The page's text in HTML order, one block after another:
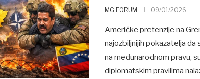
MG FORUM 09/01/2026
Američke pretenzije na
najozbiljnijih pokazatelja
na međunarodnom pravu,
diplomatskim pravilima